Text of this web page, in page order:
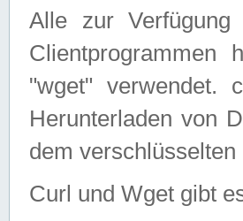
Alle zur Verfügung
Clientprogrammen
"wget" verwendet.
Herunterladen von
dem
Curl und Wget gibt